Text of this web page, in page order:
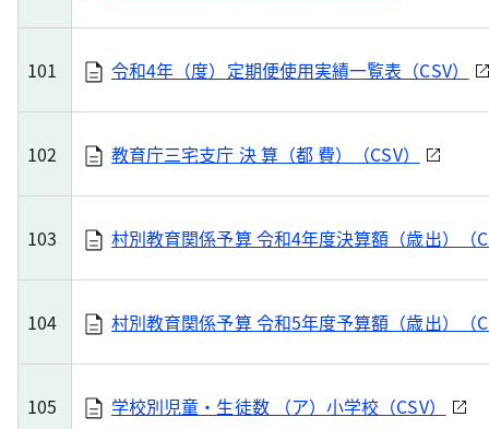
101 令和4年（度）定期便使用実績一覧表（CSV）
102 教育庁三宅支庁 決 算（都 費）（CSV）
103 村別教育関係予算 令和4年度決算額（歳出）（
104 村別教育関係予算 令和5年度予算額（歳出）（
105 学校別児童・生徒数 （ア）小学校（CSV）